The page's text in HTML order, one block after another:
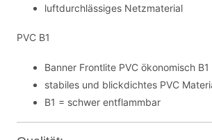
luftdurchlässiges Netzmaterial
PVC B1
Banner Frontlite PVC ökonomisch
stabiles und blickdichtes PVC
B1 = schwer entflammbar